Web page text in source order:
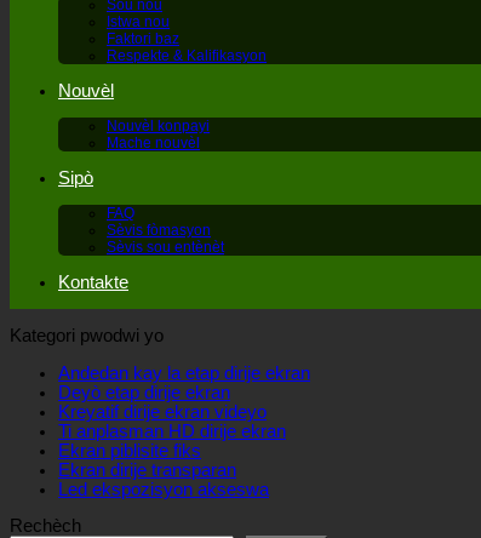
Sou nou
Istwa nou
Faktori baz
Respekte & Kalifikasyon
Nouvèl
Nouvèl konpayi
Mache nouvèl
Sipò
FAQ
Sèvis fòmasyon
Sèvis sou entènèt
Kontakte
Kategori pwodwi yo
Andedan kay la etap dirije ekran
Deyò etap dirije ekran
Kreyatif dirije ekran videyo
Ti anplasman HD dirije ekran
Ekran piblisite fiks
Ekran dirije transparan
Led ekspozisyon akseswa
Rechèch